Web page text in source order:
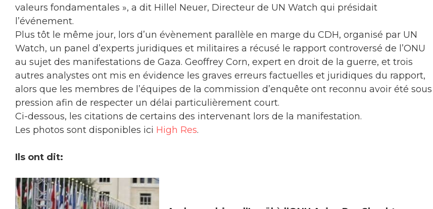
valeurs fondamentales », a dit Hillel Neuer, Directeur de UN Watch qui présidait
l’événement.
Plus tôt le même jour, lors d’un évènement parallèle en marge du CDH, organisé par UN
Watch, un panel d’experts juridiques et militaires a récusé le rapport controversé de l’ONU
au sujet des manifestations de Gaza. Geoffrey Corn, expert en droit de la guerre, et trois
autres analystes ont mis en évidence les graves erreurs factuelles et juridiques du rapport,
alors que les membres de l’équipes de la commission d’enquête ont reconnu avoir été sous
pression afin de respecter un délai particulièrement court.
Ci-dessous, les citations de certains des intervenant lors de la manifestation.
Les photos sont disponibles ici High Res.
Ils ont dit: